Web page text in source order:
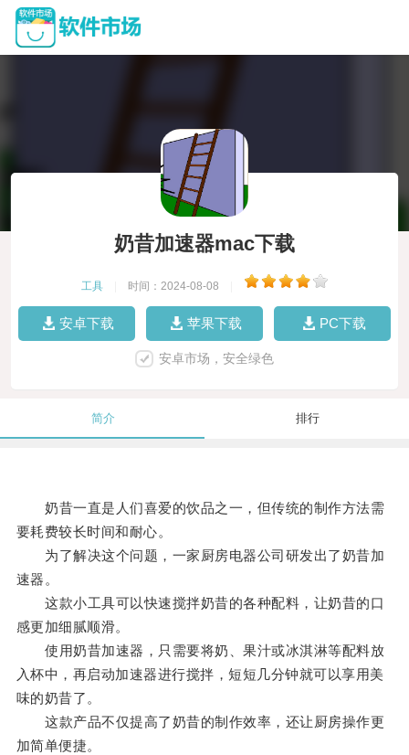
奶昔加速器mac下载
工具 时间：2024-08-08
安卓下载 苹果下载 PC下载
安卓市场，安全绿色
简介 排行
奶昔一直是人们喜爱的饮品之一，但传统的制作方法需
要耗费较长时间和耐心。
为了解决这个问题，一家厨房电器公司研发出了奶昔加
速器。
这款小工具可以快速搅拌奶昔的各种配料，让奶昔的口
感更加细腻顺滑。
使用奶昔加速器，只需要将奶、果汁或冰淇淋等配料放
入杯中，再启动加速器进行搅拌，短短几分钟就可以享用美
味的奶昔了。
这款产品不仅提高了奶昔的制作效率，还让厨房操作更
加简单便捷。